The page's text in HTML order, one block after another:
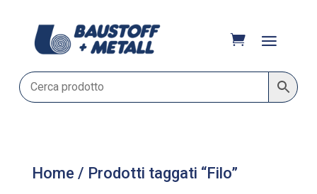
Home / Prodotti taggati “Filo”